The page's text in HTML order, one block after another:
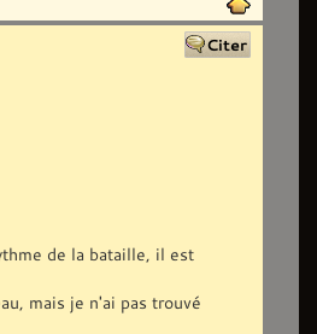
de la bataille, il est
mais je n'ai pas trouvé